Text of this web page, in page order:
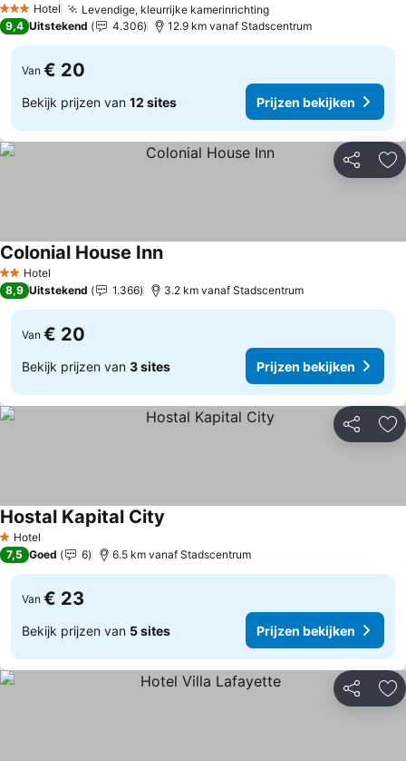
3 SterrenHotel Levendige, kleurrijke kamerinrichtingPrijzen bekijken
9,4 Uitstekend 4.306 12.9 km vanaf Stadscentrum
Van € 20
Bekijk prijzen van 12 sites Prijzen bekijken
Delen
2 Sterren
Hotel
Colonial House InnPrijzen bekijken
8,9 Uitstekend 1.366 3.2 km vanaf Stadscentrum
Van € 20
Bekijk prijzen van 3 sites Prijzen bekijken
Delen
1 Sterren
Hotel
Hostal Kapital City
7,5 Goed 6 6.5 km vanaf Stadscentrum
Van € 23
Bekijk prijzen van 5 sites Prijzen bekijken
Delen